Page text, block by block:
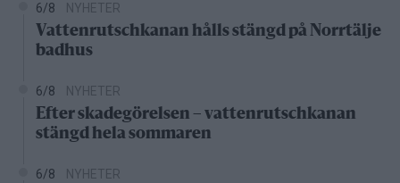
6/8 NYHETER
Vattenrutschkanan hålls stängd på Norrtälje
badhus
6/8 NYHETER
Efter skadegörelsen – vattenrutschkanan
stängd hela sommaren
6/8 NYHETER